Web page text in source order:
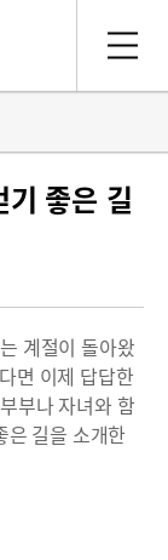
좋은 길
계절이 돌아왔
면 이제 답답한
부나 자녀와 함
은 길을 소개한